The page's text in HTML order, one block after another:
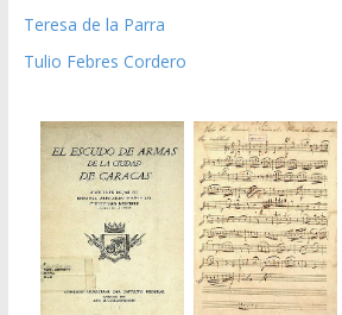
Teresa de la Parra
Tulio Febres Cordero